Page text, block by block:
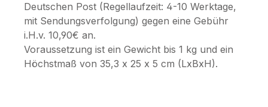
Deutschen Post (Regellaufzeit: 4-10 Werktage,
mit Sendungsverfolgung) gegen eine Gebühr
i.H.v. 10,90€ an.
Voraussetzung ist ein Gewicht bis 1 kg und ein
Höchstmaß von 35,3 x 25 x 5 cm (LxBxH).